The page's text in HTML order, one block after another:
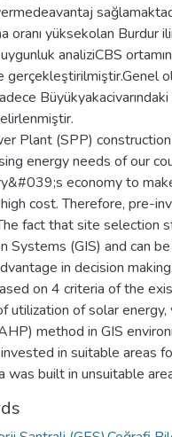
oranı yüksekolan Burdur
analiziCBS
Plant (SPP)
energy needs of our
economy to
cost. Therefore, pre-
fact that site selection
Systems (GIS) and can
in decision
on 4 criteria of the
utilization of solar
method in GIS
in suitable areas
was built in unsuitable